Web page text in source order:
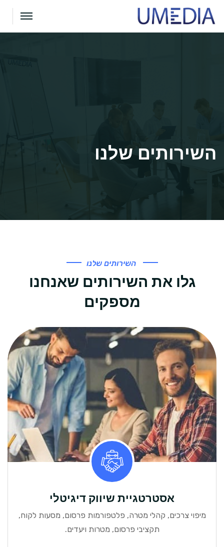
השירותים שלנו
השירותים שלנו
גלו את השירותים שאנחנו
מספקים
אסטרטגיית שיווק דיגיטלי
מיפוי צרכים, קהלי מטרה, פלטפורמות פרסום, מסעות לקוח,
תקציבי פרסום, מטרות ויעדים.